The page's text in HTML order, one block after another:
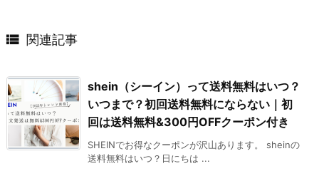
 関連記事
shein（シーイン）って送料無料はいつ？
いつまで？初回送料無料にならない｜初
回は送料無料&300円OFFクーポン付き
SHEINでお得なクーポンが沢山あります。 sheinの
送料無料はいつ？日にちは ...